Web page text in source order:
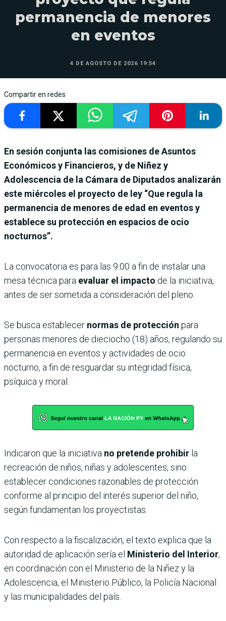
permanencia de menores
en eventos
4 DE AGOSTO DE 2026 19:54
Compartir en redes
En sesión conjunta las comisiones de Asuntos
Económicos y Financieros, y de Niñez y
Adolescencia de la Cámara de Diputados analizarán
este miércoles el proyecto de ley “Que regula la
permanencia de menores de edad en eventos y
establece su protección en espacios de ocio
nocturnos”.
La convocatoria es para las 9:00 a fin de instalar una
mesa técnica para evaluar el impacto de la iniciativa,
antes de ser sometida a consideración del pleno.
Se busca establecer normas de protección para
personas menores de dieciocho (18) años, regulando su
permanencia en eventos y actividades de ocio
nocturno, a fin de resguardar su integridad física,
psíquica y moral.
Indicaron que la iniciativa no pretende prohibir la
recreación de niños, niñas y adolescentes, sino
establecer condiciones razonables de protección
conforme al principio del interés superior del niño,
según fundamentan los proyectistas.
Con respecto a la fiscalización, el texto explica que la
autoridad de aplicación sería el Ministerio del Interior,
en coordinación con el Ministerio de la Niñez y la
Adolescencia, el Ministerio Público, la Policía Nacional
y las municipalidades del país.